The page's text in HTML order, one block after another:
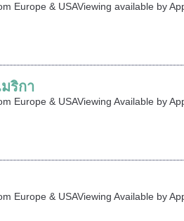
Europe & USAViewing available by
ริกา
Europe & USAViewing Available by
Europe & USAViewing Available by